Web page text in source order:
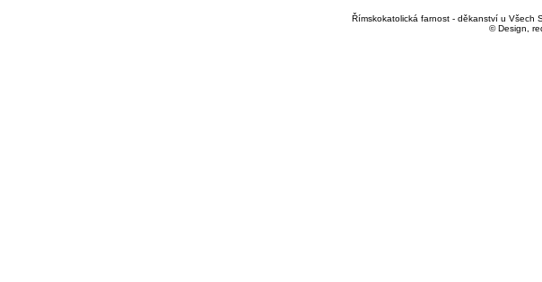
Římskokatolická farnost - děkanství u Všech
© Design,